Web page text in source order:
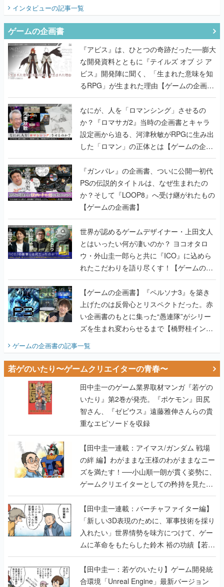
インタビューの記事一覧
ゲームの企画書
『アビス』は、ひとつの奇跡だった──膨大
な開発資料とともに『テイルズ オブ ジ ア
ビス』開発陣に聞く、「生まれた意味を知
るRPG」が生まれた理由【ゲームの企画
書】
なにが、人を「ロマンシング」させるの
か？『ロマサガ2』当時の企画書とキャラ
設定画から迫る、河津秋敏がRPGに生み出
した「ロマン」の正体とは【ゲームの企画
書】
『ガンパレ』の企画書、ついに公開━初代
PSの伝説的タイトルは、なぜ生まれたの
か？そして『LOOP8』へ受け継がれたもの
【ゲームの企画書】
世界が認めるゲームデザイナー・上田文人
とはいったい何が凄いのか？ ヨコオタロ
ウ・外山圭一郎らと共に『ICO』に込めら
れたこだわりを語り尽くす！【ゲームの企
画書】
【ゲームの企画書】『ペルソナ3』を築き
上げたのは反骨心とリスペクトだった。赤
い企画書のもとに集った“愚連隊”がシリー
ズを生まれ変わらせるまで【橋野桂インタ
ビュー】
ゲームの企画書の記事一覧
若ゲのいたり〜ゲームクリエイターの青春〜
田中圭一のゲーム業界取材マンガ『若ゲの
いたり』第2巻が発売。『ポケモン』田尻
智さん、『ゼビウス』遠藤雅伸さんらの貴
重なエピソードを収録
【田中圭一連載：アイマス/ガンダム 戦場
の絆 編】わがままな王様のわがままなニー
ズを満たす！──小山順一朗が貫く姿勢に、
ゲームクリエイターとしての矜持を見た
【若ゲのいたり最終回】
【田中圭一連載：バーチャファイター編】
「新しい3D表現のために、軍事技術を採り
入れたい」世界情勢を味方につけて、ゲー
ムに革命をもたらした鈴木 裕の功績【若ゲ
のいたり】
【田中圭一：若ゲのいたり】ゲーム開発統
合環境「Unreal Engine」最新バージョン